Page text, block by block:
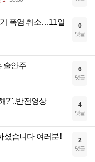
폭염 취소…11일
0
댓글
술안주 6
댓글
?"..반전영상 4
댓글
셨습니다 여러분!! 2
댓글